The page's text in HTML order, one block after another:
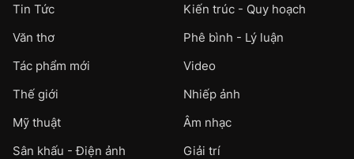
Tin Tức
Kiến trúc - Quy hoạch
Văn thơ
Phê bình - Lý luận
Tác phẩm mới
Video
Thế giới
Nhiếp ảnh
Mỹ thuật
Âm nhạc
Sân khấu - Điện ảnh
Giải trí